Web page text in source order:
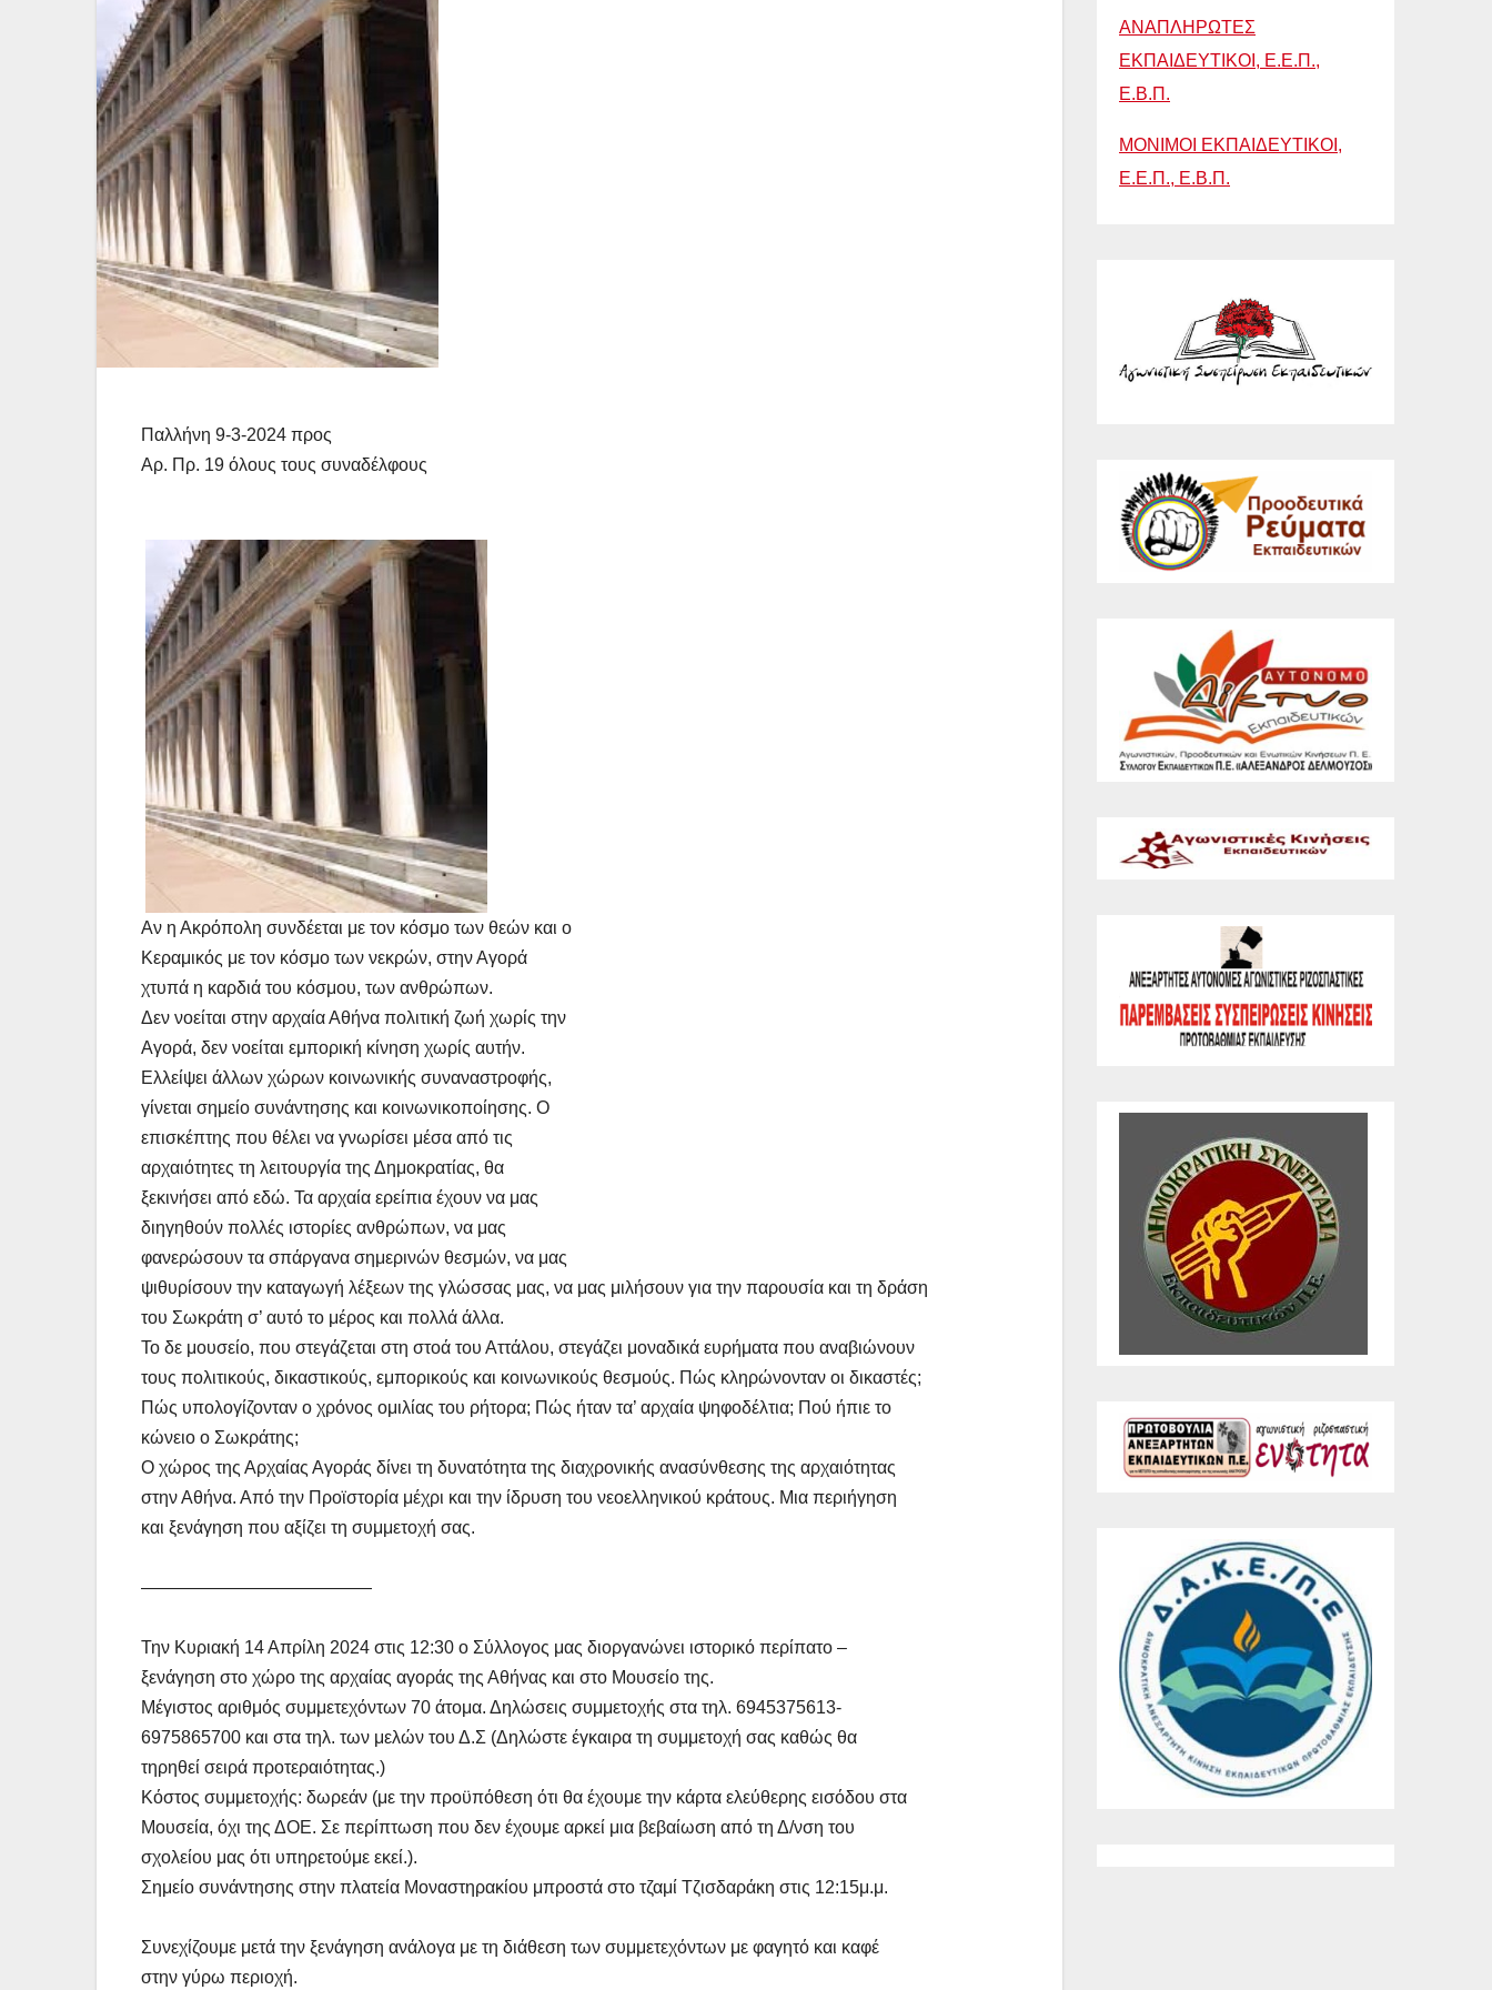
Παλλήνη 9-3-2024 προς
Αρ. Πρ. 19 όλους τους συναδέλφους
Αν η Ακρόπολη συνδέεται με τον κόσμο των θεών και ο
Κεραμικός με τον κόσμο των νεκρών, στην Αγορά
χτυπά η καρδιά του κόσμου, των ανθρώπων.
Δεν νοείται στην αρχαία Αθήνα πολιτική ζωή χωρίς την
Αγορά, δεν νοείται εμπορική κίνηση χωρίς αυτήν.
Ελλείψει άλλων χώρων κοινωνικής συναναστροφής,
γίνεται σημείο συνάντησης και κοινωνικοποίησης. Ο
επισκέπτης που θέλει να γνωρίσει μέσα από τις
αρχαιότητες τη λειτουργία της Δημοκρατίας, θα
ξεκινήσει από εδώ. Τα αρχαία ερείπια έχουν να μας
διηγηθούν πολλές ιστορίες ανθρώπων, να μας
φανερώσουν τα σπάργανα σημερινών θεσμών, να μας
ψιθυρίσουν την καταγωγή λέξεων της γλώσσας μας, να μας μιλήσουν για την παρουσία και τη δράση
του Σωκράτη σ’ αυτό το μέρος και πολλά άλλα.
Το δε μουσείο, που στεγάζεται στη στοά του Αττάλου, στεγάζει μοναδικά ευρήματα που αναβιώνουν
τους πολιτικούς, δικαστικούς, εμπορικούς και κοινωνικούς θεσμούς. Πώς κληρώνονταν οι δικαστές;
Πώς υπολογίζονταν ο χρόνος ομιλίας του ρήτορα; Πώς ήταν τα’ αρχαία ψηφοδέλτια; Πού ήπιε το
κώνειο ο Σωκράτης;
Ο χώρος της Αρχαίας Αγοράς δίνει τη δυνατότητα της διαχρονικής ανασύνθεσης της αρχαιότητας
στην Αθήνα. Από την Προϊστορία μέχρι και την ίδρυση του νεοελληνικού κράτους. Μια περιήγηση
και ξενάγηση που αξίζει τη συμμετοχή σας.
—————————————
Την Κυριακή 14 Απρίλη 2024 στις 12:30 ο Σύλλογος μας διοργανώνει ιστορικό περίπατο –
ξενάγηση στο χώρο της αρχαίας αγοράς της Αθήνας και στο Μουσείο της.
Μέγιστος αριθμός συμμετεχόντων 70 άτομα. Δηλώσεις συμμετοχής στα τηλ. 6945375613-
6975865700 και στα τηλ. των μελών του Δ.Σ (Δηλώστε έγκαιρα τη συμμετοχή σας καθώς θα
τηρηθεί σειρά προτεραιότητας.)
Κόστος συμμετοχής: δωρεάν (με την προϋπόθεση ότι θα έχουμε την κάρτα ελεύθερης εισόδου στα
Μουσεία, όχι της ΔΟΕ. Σε περίπτωση που δεν έχουμε αρκεί μια βεβαίωση από τη Δ/νση του
σχολείου μας ότι υπηρετούμε εκεί.).
Σημείο συνάντησης στην πλατεία Μοναστηρακίου μπροστά στο τζαμί Τζισδαράκη στις 12:15μ.μ.
Συνεχίζουμε μετά την ξενάγηση ανάλογα με τη διάθεση των συμμετεχόντων με φαγητό και καφέ
στην γύρω περιοχή.
ΑΝΑΠΛΗΡΩΤΕΣ
ΕΚΠΑΙΔΕΥΤΙΚΟΙ, Ε.Ε.Π.,
Ε.Β.Π.
ΜΟΝΙΜΟΙ ΕΚΠΑΙΔΕΥΤΙΚΟΙ,
Ε.Ε.Π., Ε.Β.Π.